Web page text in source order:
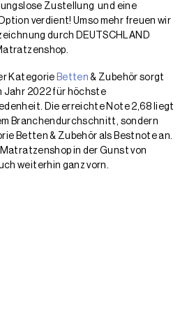
Zustellung und eine
verdient! Umso mehr freuen wir
durch DEUTSCHLAND
Kategorie Betten & Zubehör sorgt
Jahr 2022 für höchste
Die erreichte Note 2,68 liegt
Branchendurchschnitt, sondern
Betten & Zubehör als Bestnote an.
in der Gunst von
weiterhin ganz vorn.